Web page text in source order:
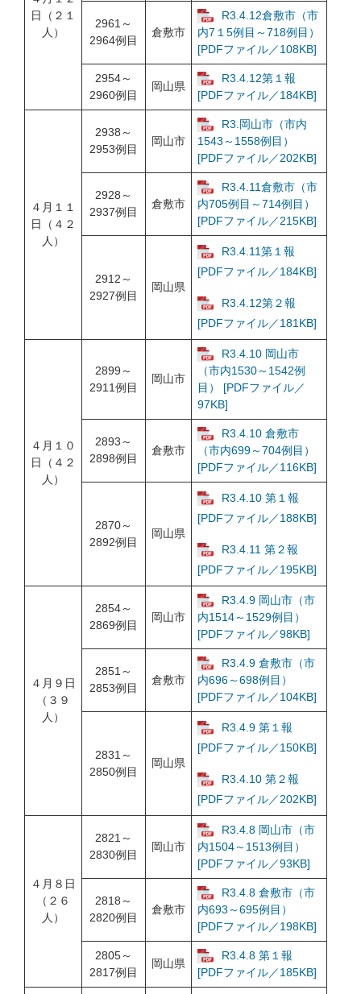
日（２１
人）
2961～
2964例目
倉敷市
R3.4.12倉敷市（市
内7１5例目～718例目）
[PDFファイル／108KB]
2954～
2960例目
岡山県
R3.4.12第１報
[PDFファイル／184KB]
４月１１
日（４２
人）
2938～
2953例目
岡山市
R3.岡山市（市内
1543～1558例目）
[PDFファイル／202KB]
2928～
2937例目
倉敷市
R3.4.11倉敷市（市
内705例目～714例目）
[PDFファイル／215KB]
2912～
2927例目
岡山県
R3.4.11第１報
[PDFファイル／184KB]
R3.4.12第２報
[PDFファイル／181KB]
４月１０
日（４２
人）
2899～
2911例目
岡山市
R3.4.10 岡山市
（市内1530～1542例
目） [PDFファイル／
97KB]
2893～
2898例目
倉敷市
R3.4.10 倉敷市
（市内699～704例目）
[PDFファイル／116KB]
2870～
2892例目
岡山県
R3.4.10 第１報
[PDFファイル／188KB]
R3.4.11 第２報
[PDFファイル／195KB]
４月９日
（３９
人）
2854～
2869例目
岡山市
R3.4.9 岡山市（市
内1514～1529例目）
[PDFファイル／98KB]
2851～
2853例目
倉敷市
R3.4.9 倉敷市（市
内696～698例目）
[PDFファイル／104KB]
2831～
2850例目
岡山県
R3.4.9 第１報
[PDFファイル／150KB]
R3.4.10 第２報
[PDFファイル／202KB]
４月８日
（２６
人）
2821～
2830例目
岡山市
R3.4.8 岡山市（市
内1504～1513例目）
[PDFファイル／93KB]
2818～
2820例目
倉敷市
R3.4.8 倉敷市（市
内693～695例目）
[PDFファイル／198KB]
2805～
2817例目
岡山県
R3.4.8 第１報
[PDFファイル／185KB]